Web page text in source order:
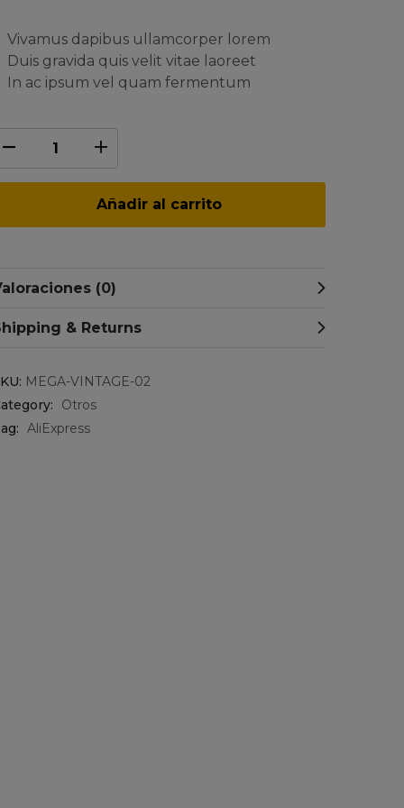
Vivamus dapibus ullamcorper lorem
Duis gravida quis velit vitae laoreet
In ac ipsum vel quam fermentum
Añadir al carrito
(0)
& Returns
MEGA-VINTAGE-02
Otros
AliExpress